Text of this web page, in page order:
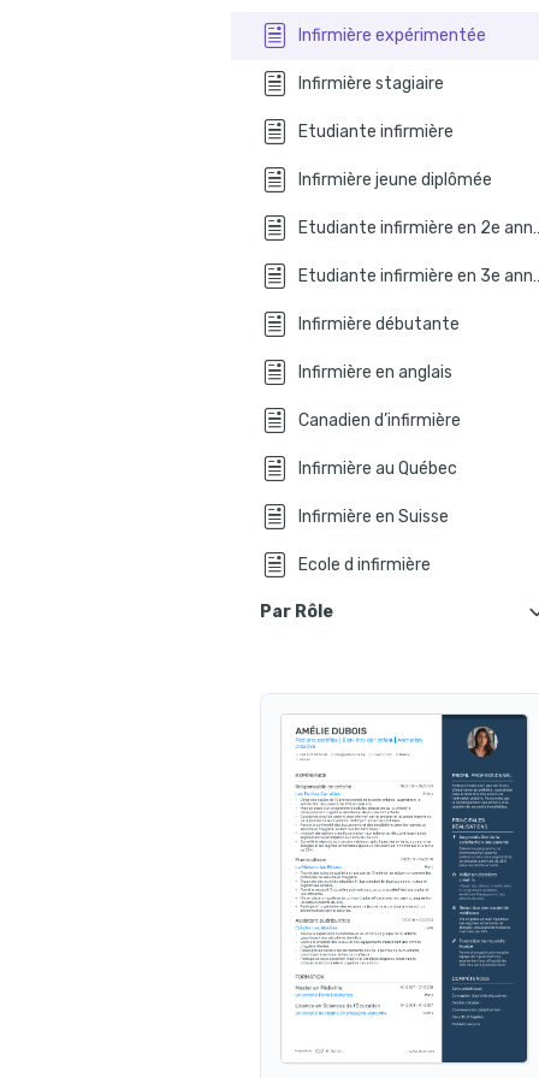
Erreurs courantes à éviter
Infirmière expérimentée
Infirmière stagiaire
Etudiante infirmière
Infirmière jeune diplômée
Etudiante
Etudiante
Infirmière débutante
Infirmière en anglais
Canadien d’infirmière
Infirmière au Québec
Infirmière en Suisse
Ecole d infirmière
Par Rôle
Infirmière de bloc opératoire
Infirmière libérale
Infirmière de nuit
Infirmière coordinatrice
Infirmière cadre de santé
Infirmière de santé au travail